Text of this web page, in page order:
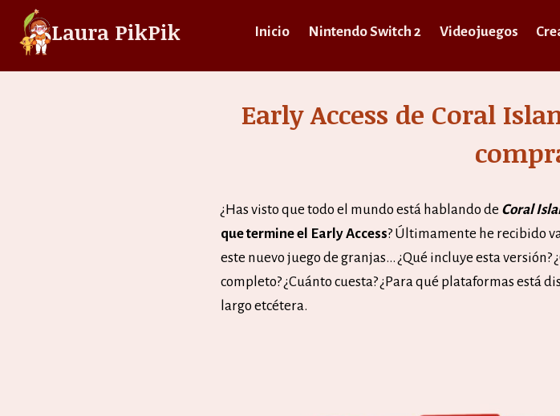
Saltar
contenido
Laura PikPik Inicio Nintendo Switch 2 Videojuegos
Early Access de Coral
¿Has visto que todo el mundo está hablando de Coral
que termine el Early Access? Últimamente he recibido
este nuevo juego de granjas… ¿Qué incluye esta
completo? ¿Cuánto cuesta? ¿Para qué plataformas está
largo etcétera.